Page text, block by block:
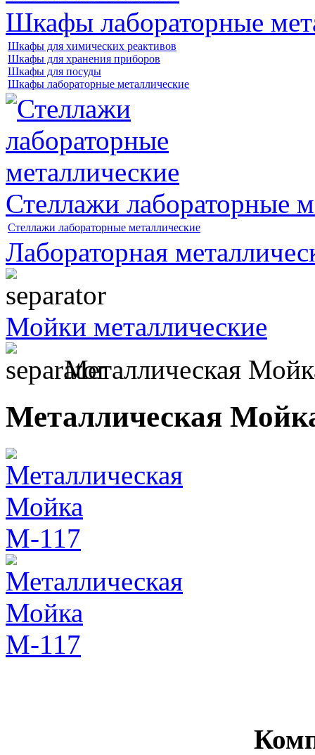
Шкафы лабораторные
Шкафы для химических реактивов
Шкафы для хранения приборов
Шкафы для посуды
Шкафы лабораторные металлические
Стеллажи лабораторные
Стеллажи лабораторные металлические
Лабораторная
Мойки металлические
Металлическая
Металлическая